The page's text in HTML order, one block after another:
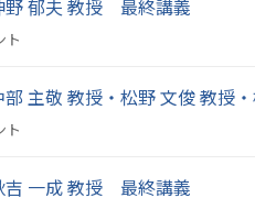
郁夫 教授 最終講義
ト
主敬 教授・松野 文俊 教授
ト
一成 教授 最終講義